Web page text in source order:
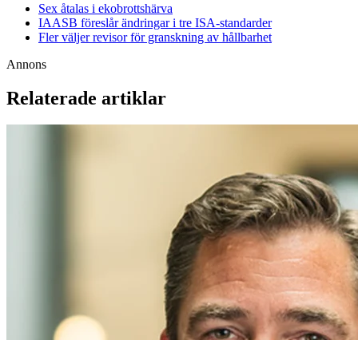
Sex åtalas i ekobrottshärva
IAASB föreslår ändringar i tre ISA-standarder
Fler väljer revisor för granskning av hållbarhet
Annons
Relaterade artiklar